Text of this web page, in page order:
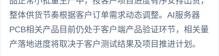
整体供货节奏根据客户订单需求动态调整。AI服务器
PCB相关产品目前仍处于客户端产品验证环节，相关量
产落地进度将取决于客户测试结果及项目推进计划。